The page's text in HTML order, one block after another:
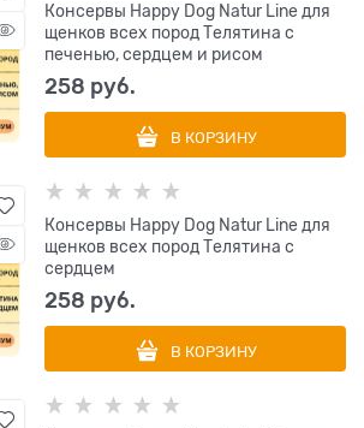
Консервы Happy Dog Natur Line для
щенков всех пород Телятина с
печенью, сердцем и рисом
258 руб.
В КОРЗИНУ
Консервы Happy Dog Natur Line для
щенков всех пород Телятина с
сердцем
258 руб.
В КОРЗИНУ